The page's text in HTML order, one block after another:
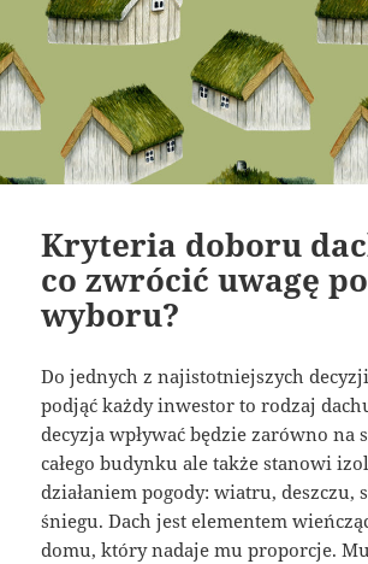
Kryteria doboru
co zwrócić uwagę
wyboru?
Do jednych z najistotniejszych
podjąć każdy inwestor to rodzaj
decyzja wpływać będzie zarówno na
całego budynku ale także stanowi
działaniem pogody: wiatru, deszczu,
śniegu. Dach jest elementem
domu, który nadaje mu proporcje.